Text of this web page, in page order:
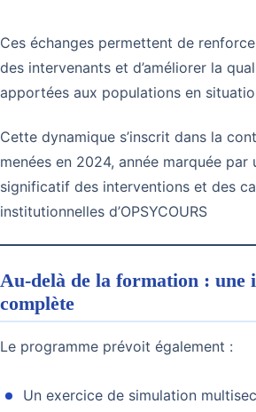
Ces échanges permettent de
des intervenants et d’améliorer la
apportées aux populations en
Cette dynamique s’inscrit dans la
menées en 2024, année marquée par
significatif des interventions et des
institutionnelles d’OPSYCOURS
Au-delà de la formation : une
complète
Le programme prévoit également :
Un exercice de simulation